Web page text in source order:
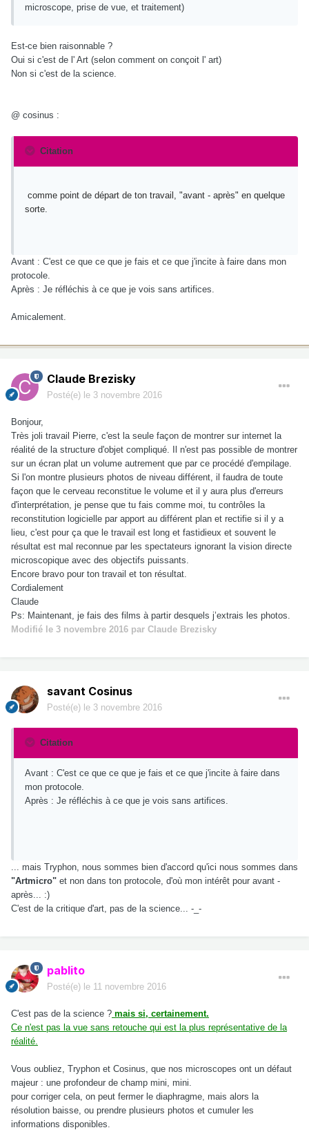
microscope, prise de vue, et traitement)
Est-ce bien raisonnable ?
Oui si c'est de l' Art (selon comment on conçoit l' art)
Non si c'est de la science.
@ cosinus :
Citation
comme point de départ de ton travail, "avant - après" en quelque
sorte.
Avant : C'est ce que ce que je fais et ce que j'incite à faire dans mon
protocole.
Après : Je réfléchis à ce que je vois sans artifices.
Amicalement.
Claude Brezisky
Posté(e) le 3 novembre 2016
Bonjour,
Très joli travail Pierre, c'est la seule façon de montrer sur internet la
réalité de la structure d'objet compliqué. Il n'est pas possible de montrer
sur un écran plat un volume autrement que par ce procédé d'empilage.
Si l'on montre plusieurs photos de niveau différent, il faudra de toute
façon que le cerveau reconstitue le volume et il y aura plus d'erreurs
d'interprétation, je pense que tu fais comme moi, tu contrôles la
reconstitution logicielle par apport au différent plan et rectifie si il y a
lieu, c'est pour ça que le travail est long et fastidieux et souvent le
résultat est mal reconnue par les spectateurs ignorant la vision directe
microscopique avec des objectifs puissants.
Encore bravo pour ton travail et ton résultat.
Cordialement
Claude
Ps: Maintenant, je fais des films à partir desquels j’extrais les photos.
Modifié le 3 novembre 2016 par Claude Brezisky
savant Cosinus
Posté(e) le 3 novembre 2016
Citation
Avant : C'est ce que ce que je fais et ce que j'incite à faire dans
mon protocole.
Après : Je réfléchis à ce que je vois sans artifices.
... mais Tryphon, nous sommes bien d'accord qu'ici nous sommes dans
"Artmicro" et non dans ton protocole, d'où mon intérêt pour avant -
après... :)
C'est de la critique d'art, pas de la science... -_-
pablito
Posté(e) le 11 novembre 2016
C'est pas de la science ? mais si, certainement.
Ce n'est pas la vue sans retouche qui est la plus représentative de la
réalité.
Vous oubliez, Tryphon et Cosinus, que nos microscopes ont un défaut
majeur : une profondeur de champ mini, mini.
pour corriger cela, on peut fermer le diaphragme, mais alors la
résolution baisse, ou prendre plusieurs photos et cumuler les
informations disponibles.